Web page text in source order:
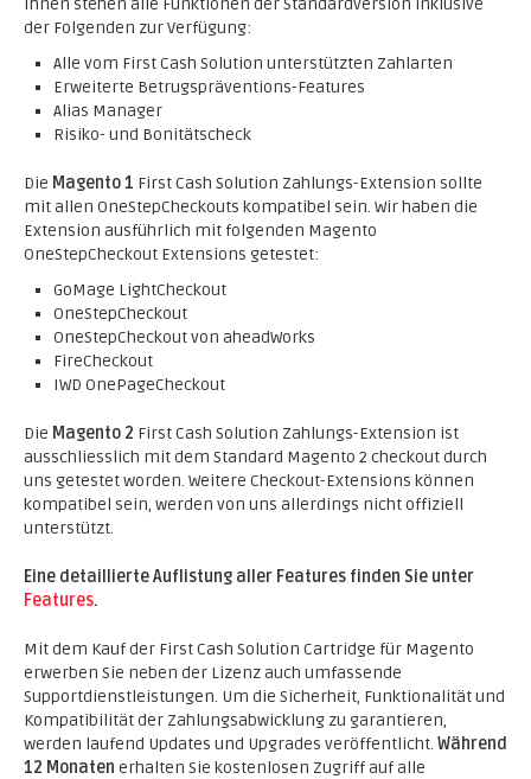
Ihnen stehen alle Funktionen der Standardversion inklusive
der Folgenden zur Verfügung:
Alle vom First Cash Solution unterstützten Zahlarten
Erweiterte Betrugspräventions-Features
Alias Manager
Risiko- und Bonitätscheck
Die Magento 1 First Cash Solution Zahlungs-Extension sollte
mit allen OneStepCheckouts kompatibel sein. Wir haben die
Extension ausführlich mit folgenden Magento
OneStepCheckout Extensions getestet:
GoMage LightCheckout
OneStepCheckout
OneStepCheckout von aheadWorks
FireCheckout
IWD OnePageCheckout
Die Magento 2 First Cash Solution Zahlungs-Extension ist
ausschliesslich mit dem Standard Magento 2 checkout durch
uns getestet worden. Weitere Checkout-Extensions können
kompatibel sein, werden von uns allerdings nicht offiziell
unterstützt.
Eine detaillierte Auflistung aller Features finden Sie unter
Features.
Mit dem Kauf der First Cash Solution Cartridge für Magento
erwerben Sie neben der Lizenz auch umfassende
Supportdienstleistungen. Um die Sicherheit, Funktionalität und
Kompatibilität der Zahlungsabwicklung zu garantieren,
werden laufend Updates und Upgrades veröffentlicht. Während
12 Monaten erhalten Sie kostenlosen Zugriff auf alle